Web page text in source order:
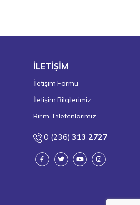
İLETİŞİM
İletişim Formu
İletişim Bilgilerimiz
Birim Telefonlarımız
0 (236)313 2727